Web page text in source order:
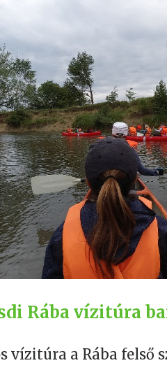
Rába vízitúra
vízitúra a Rába felső